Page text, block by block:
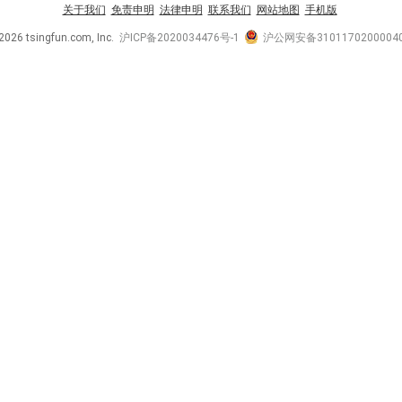
关于我们 免责申明 法律申明 联系我们 网站地图 手机版
tsingfun.com, Inc. 沪ICP备2020034476号-1 沪公网安备